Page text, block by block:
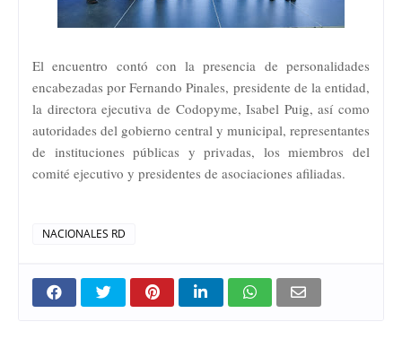
El encuentro contó con la presencia de personalidades
encabezadas por Fernando Pinales, presidente de la entidad,
la directora ejecutiva de Codopyme, Isabel Puig, así como
autoridades del gobierno central y municipal, representantes
de instituciones públicas y privadas, los miembros del
comité ejecutivo y presidentes de asociaciones afiliadas.
NACIONALES RD